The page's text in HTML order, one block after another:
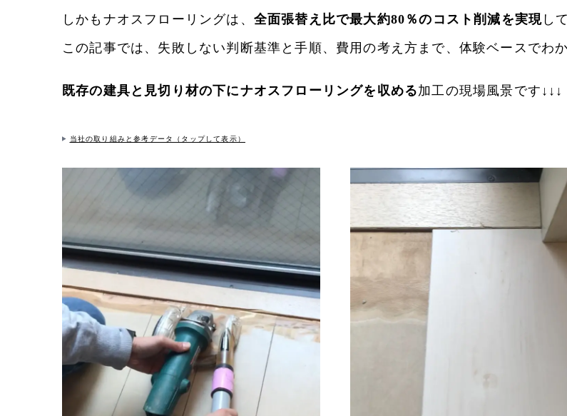
しかもナオスフローリングは、 全面張替え比で最大約80％のコスト削減を実現 し
この記事では、失敗しない判断基準と手順、費用の考え方まで、体験ベースでわ
既存の建具と見切り材の下にナオスフローリングを収める加工の現場風景です↓↓↓
当社の取り組みと参考データ（タップして表示）